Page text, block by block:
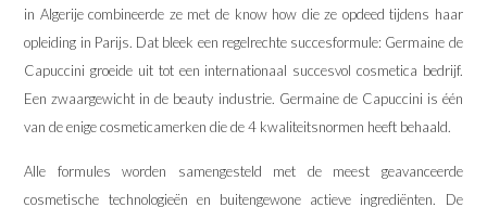
in Algerije combineerde ze met de know how die ze opdeed tijdens haar
opleiding in Parijs. Dat bleek een regelrechte succesformule: Germaine de
Capuccini groeide uit tot een internationaal succesvol cosmetica bedrijf.
Een zwaargewicht in de beauty industrie. Germaine de Capuccini is één
van de enige cosmeticamerken die de 4 kwaliteitsnormen heeft behaald.
Alle formules worden samengesteld met de meest geavanceerde
cosmetische technologieën en buitengewone actieve ingrediënten. De